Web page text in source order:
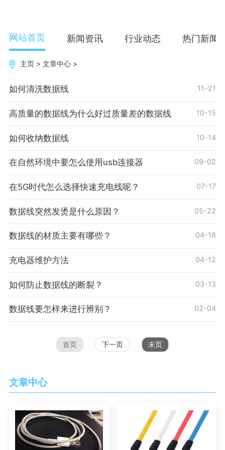
网站首页 新闻资讯 行业动态 热门新闻
主页 >文章中心 >
如何清洗数据线 11-21
高质量的数据线为什么好过质量差的数据线 10-15
如何收纳数据线 10-14
在自然环境中要怎么使用usb连接器 09-02
在5G时代怎么选择快速充电线呢？ 07-17
数据线突然发烫是什么原因？ 05-22
数据线的材质主要有哪些？ 04-16
充电器维护方法 04-12
如何防止数据线的断裂？ 03-13
数据线要怎样来进行辨别？ 02-04
首页 下一页 末页
文章中心